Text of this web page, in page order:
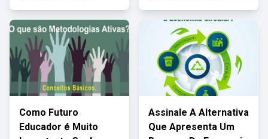
Como Futuro
Educador é Muito
Assinale A Alternativa
Que Apresenta Um